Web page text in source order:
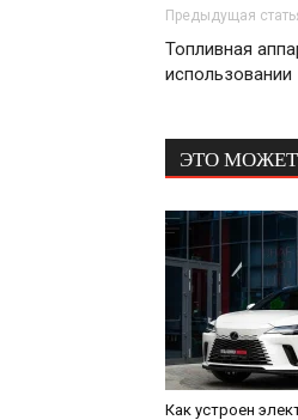
Предыдущая
Топливная
использовании
ЭТО
Как устроен